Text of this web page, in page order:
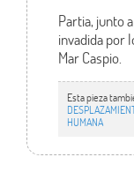
Partia, junto
invadida por
Mar Caspio.
Esta pieza
HUMANA